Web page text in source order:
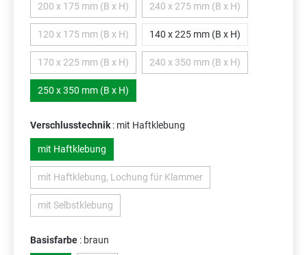
200 x 175 mm (B x H)(Diese Option ist zurzeit nicht verfügbar.)
240 x 275 mm (B x H)(Diese Option ist zurzeit nicht
120 x 175 mm (B x H)(Diese Option ist zurzeit nicht verfügbar.)
140 x 225 mm (B x H)
170 x 225 mm (B x H)(Diese Option ist zurzeit nicht verfügbar.)
240 x 350 mm (B x H)(Diese Option ist zurzeit nicht
250 x 350 mm (B x H)
Verschlusstechnik : mit Haftklebung
mit Haftklebung
mit Haftklebung, Lochung für Klammer
(Diese Option ist zurzeit nicht verfügbar.)
mit Selbstklebung(Diese Option ist zurzeit nicht verfügbar.)
Basisfarbe : braun